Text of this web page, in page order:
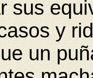
sus
y
un